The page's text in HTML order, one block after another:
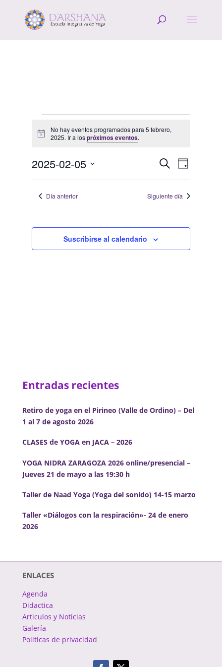
Eventos
en
febrero,
2025
Aviso
No hay eventos programados para 5 febrero,
2025. Ir a lospróximos eventos.
de
y
de
Eventos
Buscar
de
vistas
de
Día
2025-02-05
fecha.Día anterior Siguiente día
Suscribirse al calendario
Entradas recientes
Retiro de yoga en el Pirineo (Valle de Ordino) – Del
1 al 7 de agosto 2026
CLASES de YOGA en JACA – 2026
YOGA NIDRA ZARAGOZA 2026 online/presencial –
Jueves 21 de mayo a las 19:30 h
Taller de Naad Yoga (Yoga del sonido) 14-15 marzo
Taller «Diálogos con la respiración»- 24 de enero
2026
ENLACES
Agenda
Didactica
Articulos y Noticias
Galería
Politicas de privacidad